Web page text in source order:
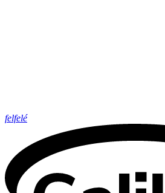
felfelé